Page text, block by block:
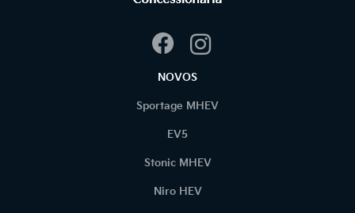
NOVOS
Sportage MHEV
EV5
Stonic MHEV
Niro HEV